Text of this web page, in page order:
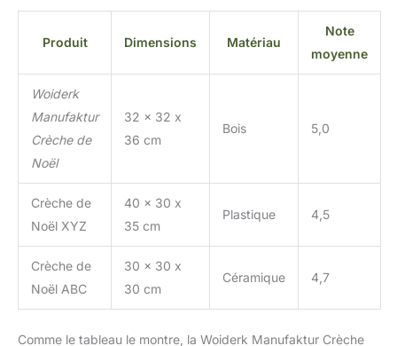
Produit Dimensions Matériau
Note
moyenne
Woiderk
Manufaktur
Crèche de
Noël
32 x 32 x
36 cm
Bois 5,0
Crèche de
Noël XYZ
40 x 30 x
35 cm
Plastique 4,5
Crèche de
Noël ABC
30 x 30 x
30 cm
Céramique 4,7
Comme le tableau le montre, la Woiderk Manufaktur Crèche